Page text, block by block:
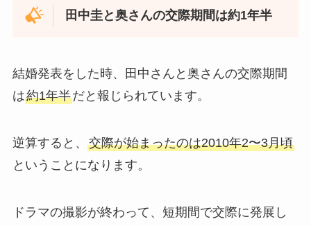
田中圭と奥さんの交際期間は約1年半
結婚発表をした時、田中さんと奥さんの交際期間
は約1年半だと報じられています。
逆算すると、 交際が始まったのは2010年2〜3月頃
ということになります。
ドラマの撮影が終わって、短期間で交際に発展し